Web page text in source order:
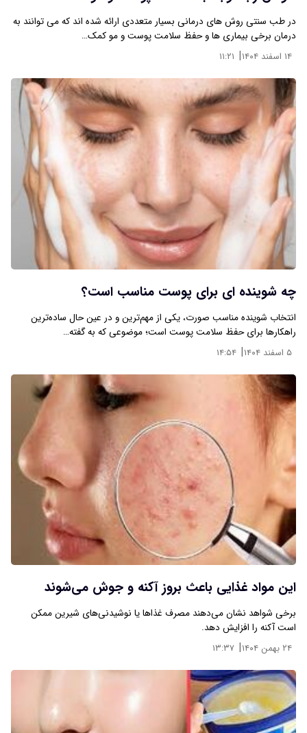
در طب سنتی روش های درمانی بسیار متعددی ارائه شده اند که می توانند به
درمان برخی بیماری ها و حفظ سلامت پوست و مو کمک…
۱۴ اسفند ۱۴۰۴ | ۱۱:۲۱
چه شوینده ای برای پوست مناسب است؟
انتخاب شوینده مناسب صورت، یکی از مهم‌ترین و در عین حال ساده‌ترین
راهکارها برای حفظ سلامت پوست است؛ موضوعی که به گفته…
۵ اسفند ۱۴۰۴ | ۱۴:۵۴
این مواد غذایی باعث بروز آکنه و جوش می‌شوند
برخی شواهد نشان می‌دهند مصرف غذاها یا نوشیدنی‌های شیرین ممکن
است آکنه را افزایش دهد.
۲۴ بهمن ۱۴۰۴ | ۱۳:۳۷